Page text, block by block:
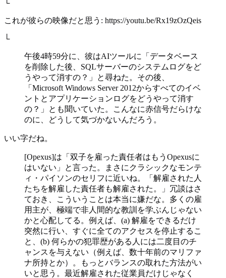
└
これが彼らの映像だと思う: https://youtu.be/Rx19zOzQeis
└
午後4時59分に、彼はAIツールに「データベース
を削除した後、SQLサーバーのシステムログをど
うやって消すの？」と尋ねた。その後、
「Microsoft Windows Server 2012からすべてのイベ
ントとアプリケーションログをどうやって消す
の？」とも聞いていた。こんなに赤信号だらけな
のに、どうして気づかないんだろう。
いい字だね。
[Opexus]は「双子を雇った責任者はもうOpexusに
はいない」と言った。まさにクラシックなモンテ
ィ・パイソンのセリフに近いね。「解雇された人
たちを解雇した責任者も解雇された。」冗談はさ
ておき、こういうことは本当に嫌だな。多くの雇
用主が、極端で非人間的な教訓を学ぶんじゃない
かと心配してる。例えば、(a) 解雇をできるだけ
突然に行い、すぐに全てのアクセスを停止するこ
と、(b) 何らかの犯罪歴がある人には二度目のチ
ャンスを与えない（例えば、数十年前のマリファ
ナ所持とか）。もっとバランスの取れた方法がい
いと思う。最近解雇された従業員だけじゃなく